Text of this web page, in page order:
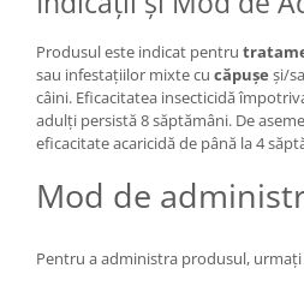
Produsul este indicat pentru
sau infestațiilor mixte cu căpușe și/
câini. Eficacitatea insecticidă
adulți persistă 8 săptămâni. De
eficacitate acaricidă de până la 4
Mod de
Pentru a administra produsul, urmați